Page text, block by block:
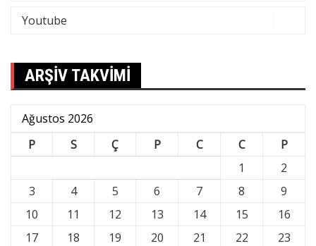
Youtube
ARŞİV TAKVİMİ
Ağustos 2026
P
S Ç P C C
P
1
2
3
4 5 6 7 8
9
10
11 12 13 14 15
16
17
18 19 20 21 22
23